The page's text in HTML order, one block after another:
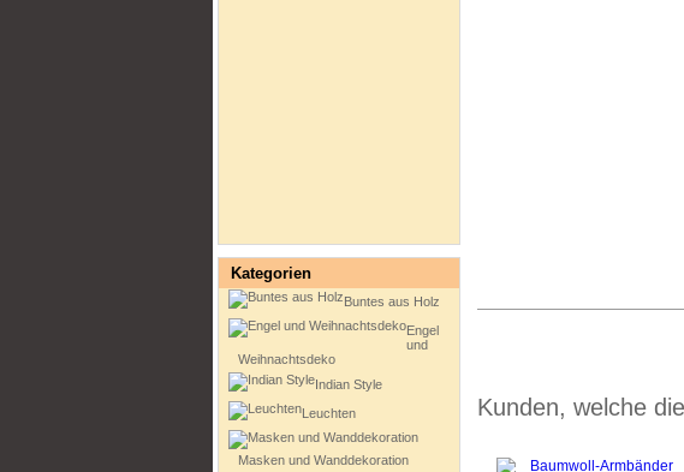
Kunden, welche
Kategorien
Buntes aus Holz
Engel
und
Weihnachtsdeko
Indian Style
Leuchten
Masken und Wanddekoration